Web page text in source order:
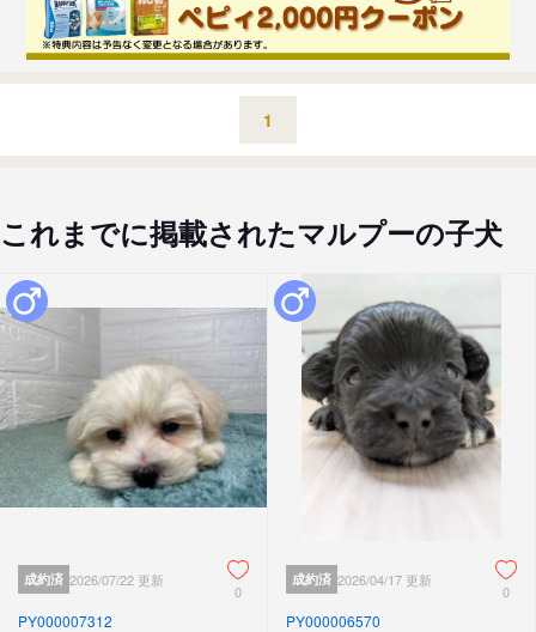
1
これまでに掲載されたマルプーの子犬
成約済 2026/07/22 更新
0
PY000007312
成約済 2026/04/17 更新
0
PY000006570